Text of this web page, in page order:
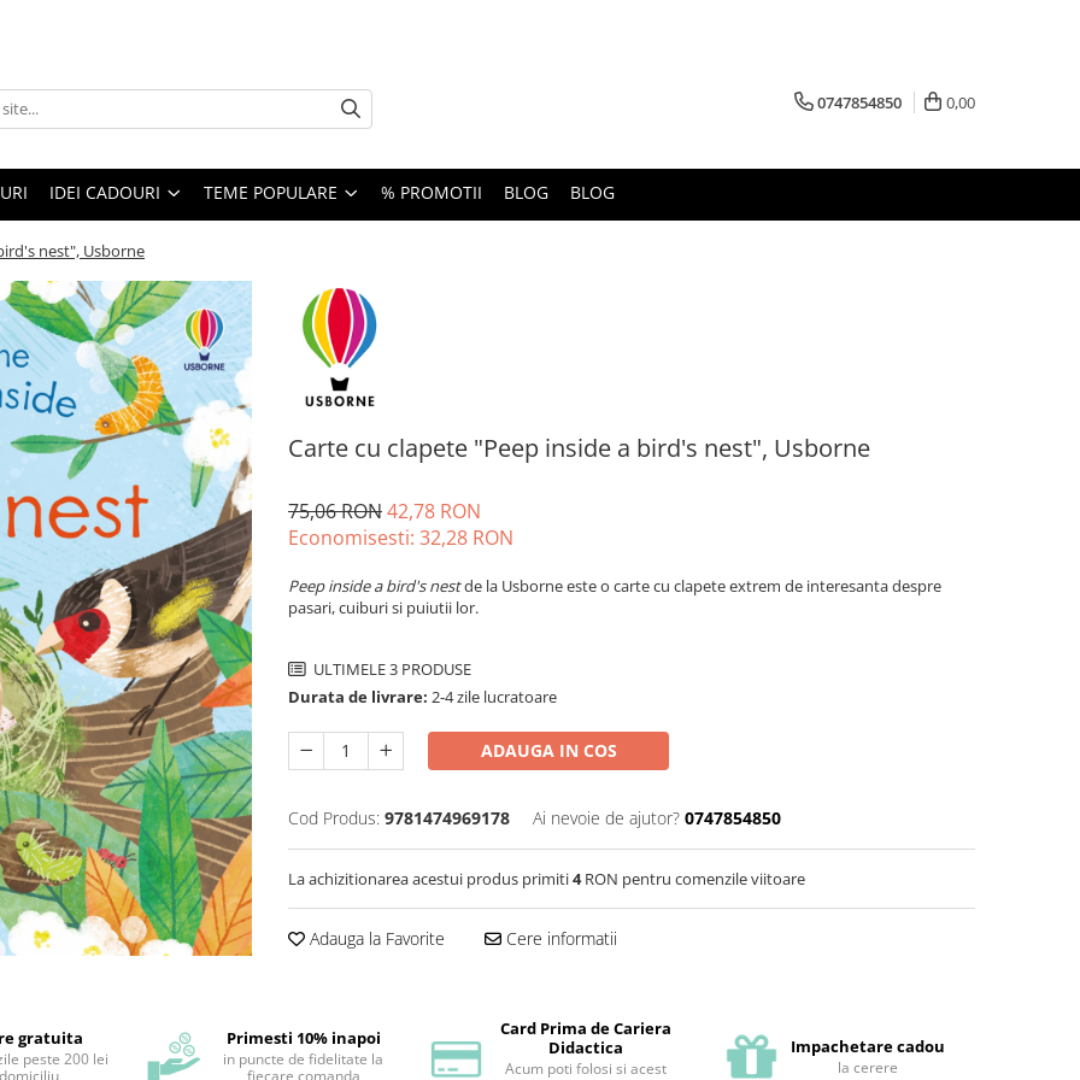
0747854850 0,00
IDEI CADOURI TEME POPULARE % PROMOTII BLOG BLOG
nest", Usborne
Carte cu clapete "Peep inside a bird's nest", Usborne
75,06 RON42,78 RON
Economisesti: 32,28 RON
Peep inside a bird's nestde la Usborne este o carte cu clapete extrem de interesanta despre
pasari, cuiburi si puiutii lor.
ULTIMELE 3 PRODUSE
Durata de livrare: 2-4 zile lucratoare
ADAUGA IN COS
Cod Produs: 9781474969178 Ai nevoie de ajutor? 0747854850
La achizitionarea acestui produs primiti4RON pentru comenzile viitoare
Adauga la Favorite Cere informatii
gratuita
peste 200 lei
Primesti 10% inapoi
in puncte de fidelitate la
fiecare comanda
Card Prima de Cariera
Didactica
Acum poti folosi si acest
Impachetare cadou
la cerere